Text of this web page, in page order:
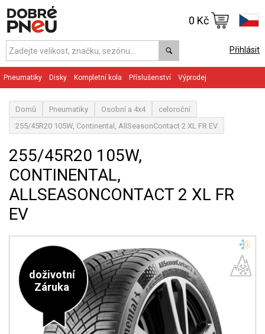
Přihlásit
0 Kč
Pneumatiky Disky Kompletní kola Příslušenství Výprodej
Domů Pneumatiky Osobní a 4x4
celoroční
255/45R20 105W, Continental, AllSeasonContact 2 XL FR EV
255/45R20 105W,
CONTINENTAL,
ALLSEASONCONTACT 2 XL FR
EV
doživotní
Záruka